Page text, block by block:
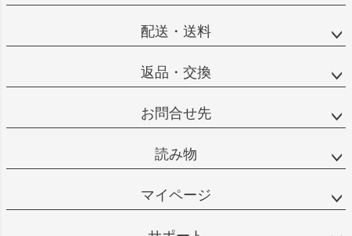
配送・送料
返品・交換
お問合せ先
読み物
マイページ